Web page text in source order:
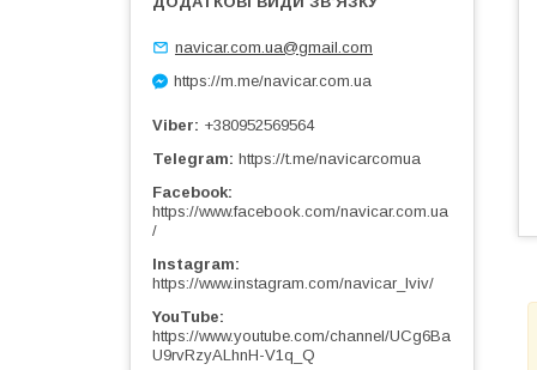
navicar.com.ua@gmail.com
https://m.me/navicar.com.ua
Viber
+380952569564
Telegram https://t.me/navicarcomua
Facebook
https://www.facebook.com/navicar.com.ua
/
Instagram
https://www.instagram.com/navicar_lviv/
YouTube
https://www.youtube.com/channel/UCg6Ba
U9rvRzyALhnH-V1q_Q